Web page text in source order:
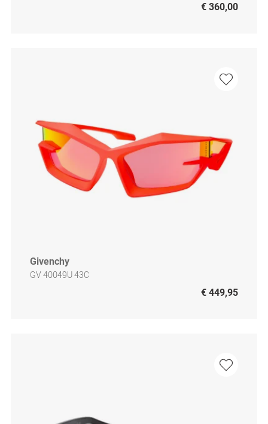
€ 360,00
Givenchy
GV 40049U 43C
€ 449,95